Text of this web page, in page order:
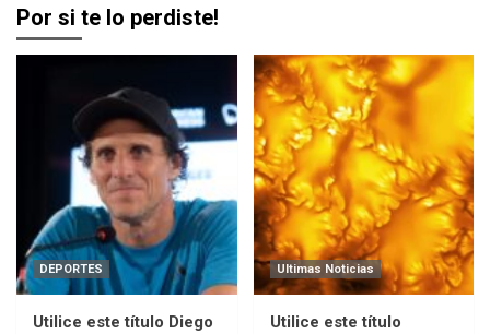
Por si te lo perdiste!
DEPORTES
Utilice este título Diego
Ultimas Noticias
Utilice este título